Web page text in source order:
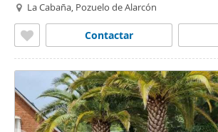
La Cabaña, Pozuelo de Alarcón
Contactar